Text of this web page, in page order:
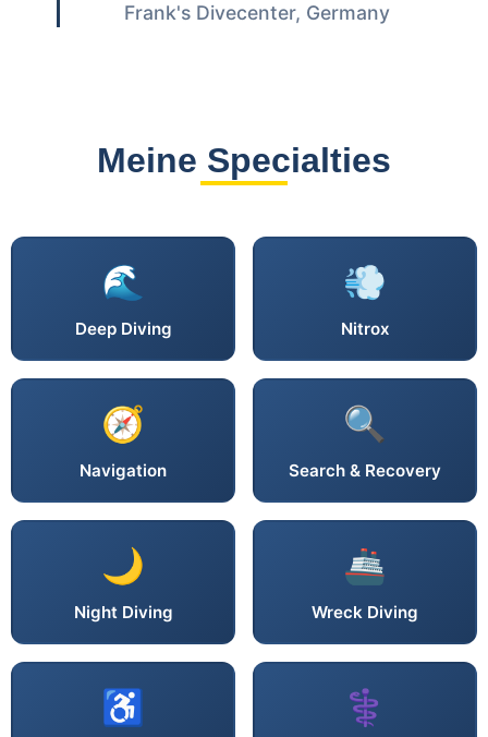
Frank's Divecenter, Germany
Meine Specialties
🌊
Deep Diving
💨
Nitrox
🧭
Navigation
🔍
Search & Recovery
🌙
Night Diving
🚢
Wreck Diving
♿ ⚕️